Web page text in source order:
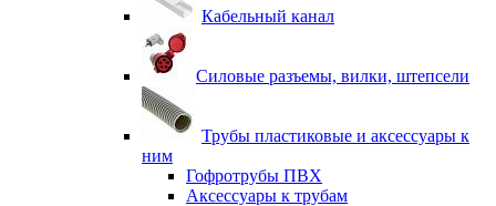
Кабельный канал
Силовые разъемы, вилки, штепсели
Трубы пластиковые и аксессуары к
ним
Гофротрубы ПВХ
Аксессуары к трубам